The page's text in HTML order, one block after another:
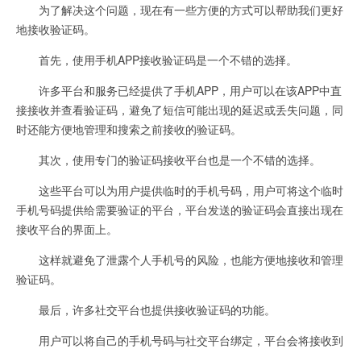
为了解决这个问题，现在有一些方便的方式可以帮助我们更好
地接收验证码。
首先，使用手机APP接收验证码是一个不错的选择。
许多平台和服务已经提供了手机APP，用户可以在该APP中直
接接收并查看验证码，避免了短信可能出现的延迟或丢失问题，同
时还能方便地管理和搜索之前接收的验证码。
其次，使用专门的验证码接收平台也是一个不错的选择。
这些平台可以为用户提供临时的手机号码，用户可将这个临时
手机号码提供给需要验证的平台，平台发送的验证码会直接出现在
接收平台的界面上。
这样就避免了泄露个人手机号的风险，也能方便地接收和管理
验证码。
最后，许多社交平台也提供接收验证码的功能。
用户可以将自己的手机号码与社交平台绑定，平台会将接收到